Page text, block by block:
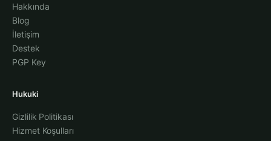
Hakkında
Blog
İletişim
Destek
PGP Key
Hukuki
Gizlilik Politikası
Hizmet Koşulları